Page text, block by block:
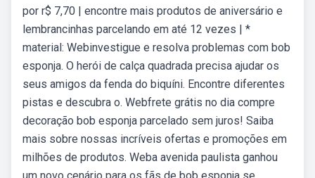
por r$ 7,70 | encontre mais produtos de aniversário e
lembrancinhas parcelando em até 12 vezes | *
material: Webinvestigue e resolva problemas com bob
esponja. O herói de calça quadrada precisa ajudar os
seus amigos da fenda do biquíni. Encontre diferentes
pistas e descubra o. Webfrete grátis no dia compre
decoração bob esponja parcelado sem juros! Saiba
mais sobre nossas incríveis ofertas e promoções em
milhões de produtos. Weba avenida paulista ganhou